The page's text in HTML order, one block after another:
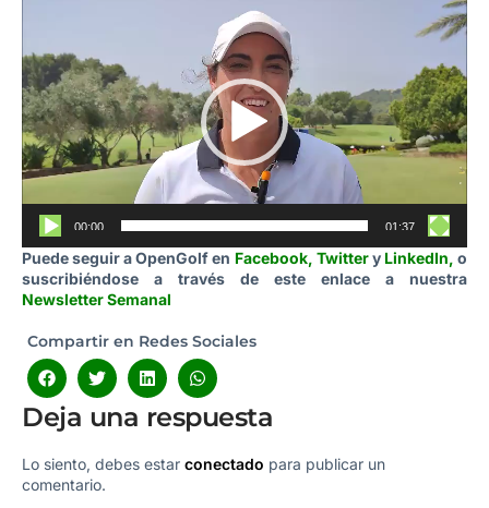
00:00 01:37
Puede seguir a OpenGolf en Facebook, Twittery LinkedIn, o
suscribiéndose a través de este enlace a nuestra
Newsletter Semanal
Compartir en Redes Sociales
Deja una respuesta
Lo siento, debes estar conectado para publicar un
comentario.